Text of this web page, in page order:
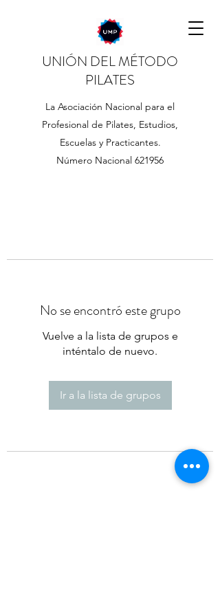
UNIÓN DEL MÉTODO
PILATES
La Asociación Nacional para el
Profesional de Pilates, Estudios,
Escuelas y Practicantes.
Número Nacional 621956
No se encontró este grupo
Vuelve a la lista de grupos e
inténtalo de nuevo.
Ir a la lista de grupos